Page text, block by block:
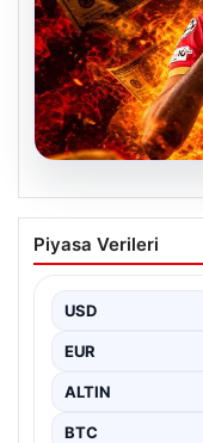
185 milyon
Piyasa Verileri
USD
EUR
ALTIN
BTC